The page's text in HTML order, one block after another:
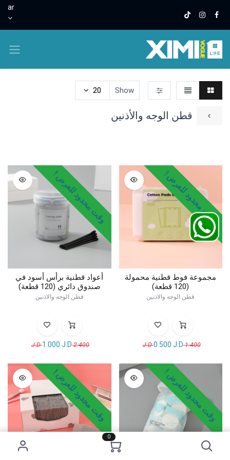
0
ar
قطن الوجه والأذنين
Show
20
وقت محدود للعرض !
مجموعة فوط قطنية محمولة
(120 قطعة)
قطن الوجه والاذنين
1.400
J.D
0.500 J.D
وقت محدود للعرض !
أعواد قطنية برأس أسود في
صندوق دائري (120 قطعة)
قطن الوجه والاذنين
2.400
J.D
1.000 J.D
وقت محدود للعرض ! وقت محدود للعرض !